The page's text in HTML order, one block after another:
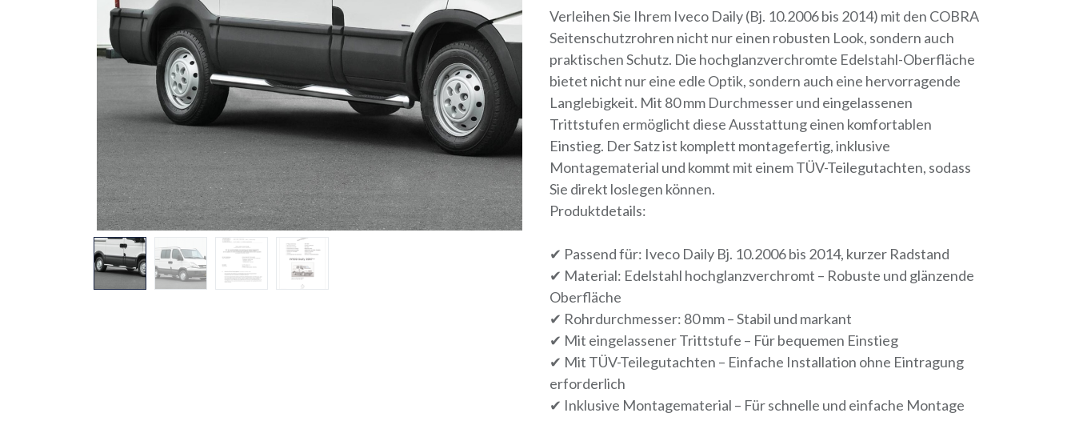
Verleihen Sie Ihrem Iveco Daily (Bj. 10.2006 bis 2014) mit den COBRA
Seitenschutzrohren nicht nur einen robusten Look, sondern auch
praktischen Schutz. Die hochglanzverchromte Edelstahl-Oberfläche
bietet nicht nur eine edle Optik, sondern auch eine hervorragende
Langlebigkeit. Mit 80 mm Durchmesser und eingelassenen
Trittstufen ermöglicht diese Ausstattung einen komfortablen
Einstieg. Der Satz ist komplett montagefertig, inklusive
Montagematerial und kommt mit einem TÜV-Teilegutachten, sodass
Sie direkt loslegen können.
Produktdetails:
✔ Passend für: Iveco Daily Bj. 10.2006 bis 2014, kurzer Radstand
✔ Material: Edelstahl hochglanzverchromt – Robuste und glänzende
Oberfläche
✔ Rohrdurchmesser: 80 mm – Stabil und markant
✔ Mit eingelassener Trittstufe – Für bequemen Einstieg
✔ Mit TÜV-Teilegutachten – Einfache Installation ohne Eintragung
erforderlich
✔ Inklusive Montagematerial – Für schnelle und einfache Montage